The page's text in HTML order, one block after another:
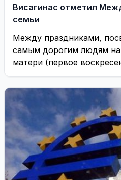
Висагинас отметил
семьи
Между праздниками,
самым дорогим людям
матери (первое
(первое воскресенье ...